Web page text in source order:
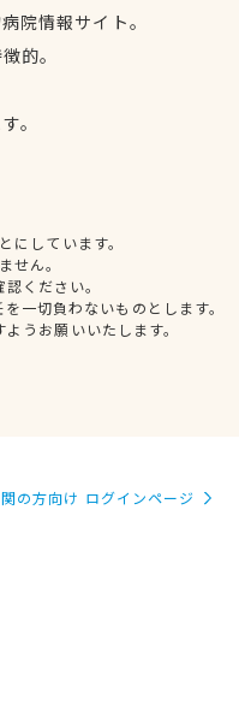
院情報サイト。
的。
。
しています。
せん。
ください。
一切負わないものとします。
うお願いいたします。
の方向け ログインページ